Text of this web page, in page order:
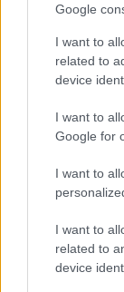
Google
I want to
related to
device
I want to
Google for
I want to
I want to
related to
device
en la cima
centradas
torreones y
visible
Himeji. El
películas,
«Sólo se
LEA